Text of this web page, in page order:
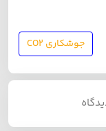
جوشکاری CO2